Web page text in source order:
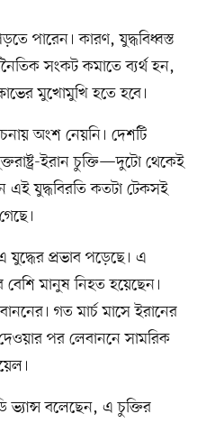
পারেন। কারণ, যুদ্ধবিধ্বস্ত
সংকট কমাতে ব্যর্থ হন,
মুখোমুখি হতে হবে।
অংশ নেয়নি। দেশটি
ইরান চুক্তি—দুটো থেকেই
এই যুদ্ধবিরতি কতটা টেকসই
যুদ্ধের প্রভাব পড়েছে। এ
বেশি মানুষ নিহত হয়েছেন।
গত মার্চ মাসে ইরানের
দেওয়ার পর লেবাননে সামরিক
ভ্যান্স বলেছেন, এ চুক্তির